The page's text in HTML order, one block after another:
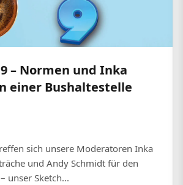
– Normen und Inka
einer Bushaltestelle
sich unsere Moderatoren Inka
und Andy Schmidt für den
unser Sketch...